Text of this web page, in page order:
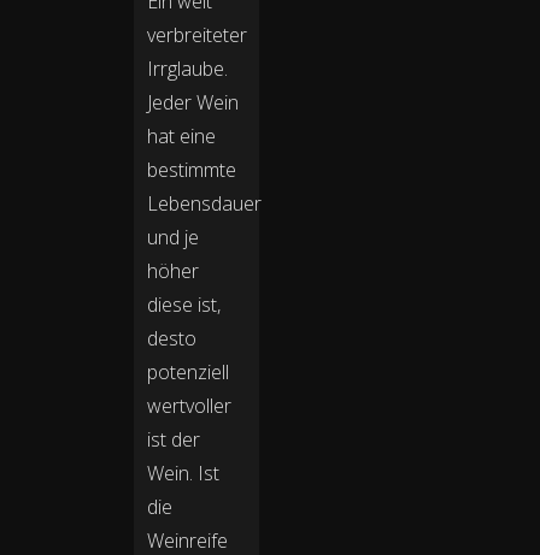
verbreiteter
Irrglaube.
Jeder Wein
hat eine
bestimmte
Lebensdauer
und je
höher
diese ist,
desto
potenziell
wertvoller
ist der
Wein. Ist
die
Weinreife